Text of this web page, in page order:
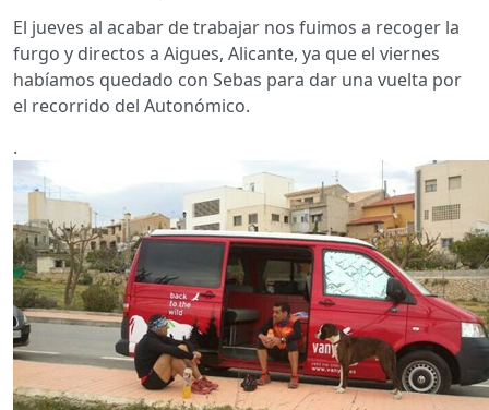
El jueves al acabar de trabajar nos fuimos a recoger la
furgo y directos a Aigues, Alicante, ya que el viernes
habíamos quedado con Sebas para dar una vuelta por
el recorrido del Autonómico.
.